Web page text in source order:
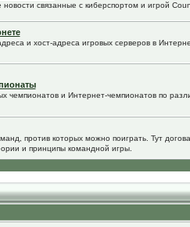
связанные с киберспортом и игрой
и хост-адреса игровых серверов в
чемпионатов и Интернет-чемпионатов по
против которых можно поиграть. Тут
и принципы командной игры.